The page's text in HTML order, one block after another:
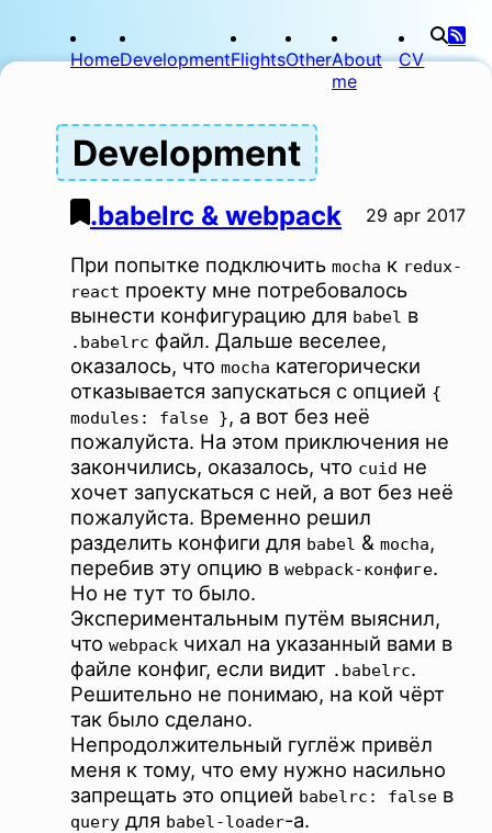
HomeDevelopmentFlightsOtherAbout
me
CV
Development
.babelrc & webpack 29 apr 2017
При попытке подключить mocha к redux-
react проекту мне потребовалось
вынести конфигурацию для babel в
.babelrc файл. Дальше веселее,
оказалось, что mocha категорически
отказывается запускаться с опцией {
modules: false }, а вот без неё
пожалуйста. На этом приключения не
закончились, оказалось, что cuid не
хочет запускаться с ней, а вот без неё
пожалуйста. Временно решил
разделить конфиги для babel & mocha,
перебив эту опцию в webpack-конфиге.
Но не тут то было.
Экспериментальным путём выяснил,
что webpack чихал на указанный вами в
файле конфиг, если видит .babelrc.
Решительно не понимаю, на кой чёрт
так было сделано.
Непродолжительный гуглёж привёл
меня к тому, что ему нужно насильно
запрещать это опцией babelrc: false в
query для babel-loader-а.